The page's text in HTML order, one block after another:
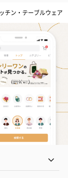
チン・テーブルウェア